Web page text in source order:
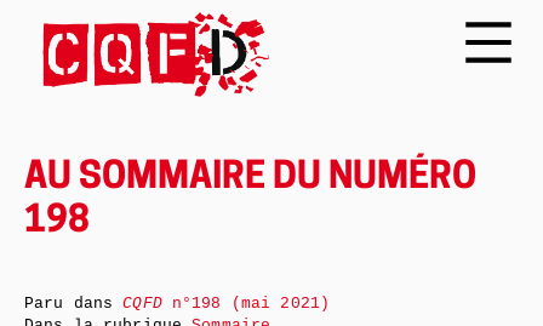
AU SOMMAIRE DU NUMÉRO
198
Paru dansCQFDn°198 (mai 2021)